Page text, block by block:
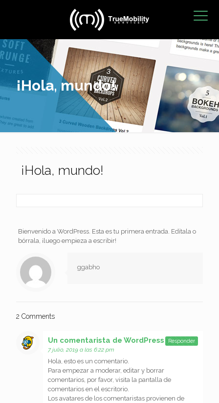
¡Hola, mundo!
¡Hola, mundo!
Bienvenido a WordPress. Esta es tu primera entrada. Edítala o
bórrala, ¡luego empieza a escribir!
ggabho
2 Comments
Un comentarista de WordPress dice:
7 julio, 2019 a las 6:22 pm
Hola, esto es un comentario.
Para empezar a moderar, editar y borrar
comentarios, por favor, visita la pantalla de
comentarios en el escritorio.
Los avatares de los comentaristas provienen de
Responder